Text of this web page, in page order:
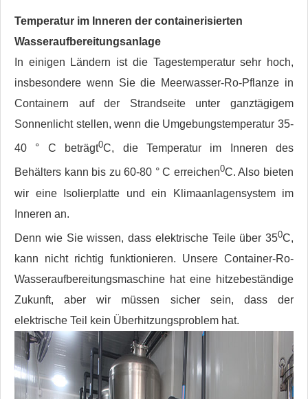
Temperatur im Inneren der containerisierten
Wasseraufbereitungsanlage
In einigen Ländern ist die Tagestemperatur sehr hoch,
insbesondere wenn Sie die Meerwasser-Ro-Pflanze in
Containern auf der Strandseite unter ganztägigem
Sonnenlicht stellen, wenn die Umgebungstemperatur 35-
40 ° C beträgt0C, die Temperatur im Inneren des
Behälters kann bis zu 60-80 ° C erreichen0C. Also bieten
wir eine Isolierplatte und ein Klimaanlagensystem im
Inneren an.
Denn wie Sie wissen, dass elektrische Teile über 350C,
kann nicht richtig funktionieren. Unsere Container-Ro-
Wasseraufbereitungsmaschine hat eine hitzebeständige
Zukunft, aber wir müssen sicher sein, dass der
elektrische Teil kein Überhitzungsproblem hat.